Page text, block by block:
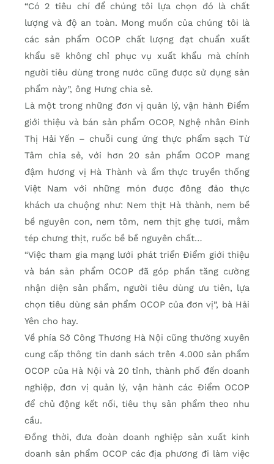
“Có 2 tiêu chí để chúng tôi lựa chọn đó là chất
lượng và độ an toàn. Mong muốn của chúng tôi là
các sản phẩm OCOP chất lượng đạt chuẩn xuất
khẩu sẽ không chỉ phục vụ xuất khẩu mà chính
người tiêu dùng trong nước cũng được sử dụng sản
phẩm này”, ông Hưng chia sẻ.
Là một trong những đơn vị quản lý, vận hành Điểm
giới thiệu và bán sản phẩm OCOP, Nghệ nhân Đinh
Thị Hải Yến – chuỗi cung ứng thực phẩm sạch Từ
Tâm chia sẻ, với hơn 20 sản phẩm OCOP mang
đậm hương vị Hà Thành và ẩm thực truyền thống
Việt Nam với những món được đông đảo thực
khách ưa chuộng như: Nem thịt Hà thành, nem bề
bề nguyên con, nem tôm, nem thịt ghẹ tươi, mắm
tép chưng thịt, ruốc bề bề nguyên chất…
“Việc tham gia mạng lưới phát triển Điểm giới thiệu
và bán sản phẩm OCOP đã góp phần tăng cường
nhận diện sản phẩm, người tiêu dùng ưu tiên, lựa
chọn tiêu dùng sản phẩm OCOP của đơn vị”, bà Hải
Yên cho hay.
Về phía Sở Công Thương Hà Nội cũng thường xuyên
cung cấp thông tin danh sách trên 4.000 sản phẩm
OCOP của Hà Nội và 20 tỉnh, thành phố đến doanh
nghiệp, đơn vị quản lý, vận hành các Điểm OCOP
để chủ động kết nối, tiêu thụ sản phẩm theo nhu
cầu.
Đồng thời, đưa đoàn doanh nghiệp sản xuất kinh
doanh sản phẩm OCOP các địa phương đi làm việc